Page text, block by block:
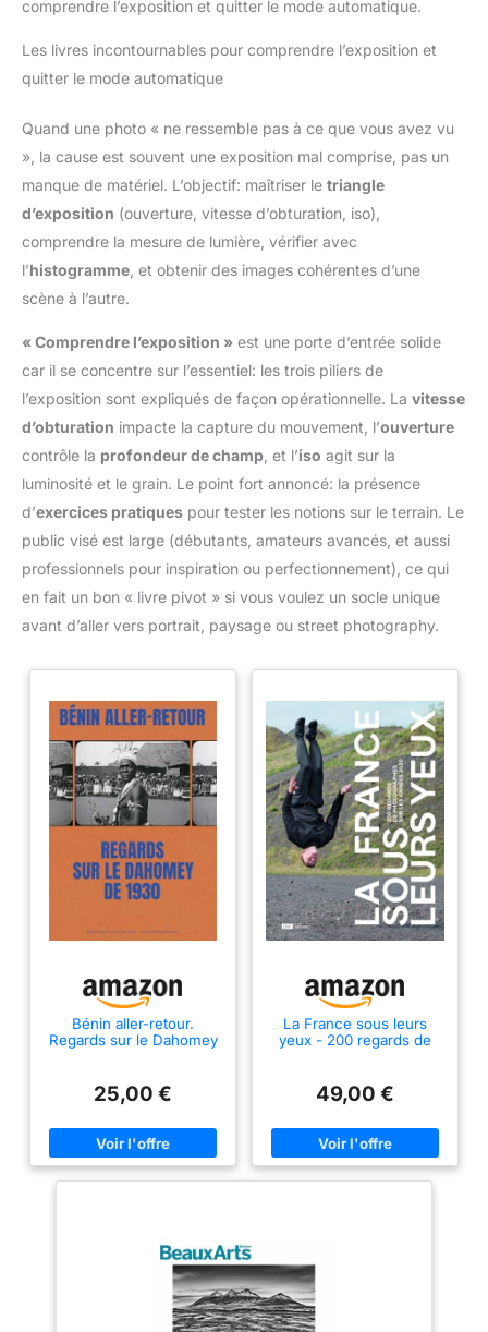
comprendre l’exposition et quitter le mode automatique.
Les livres incontournables pour comprendre l’exposition et
quitter le mode automatique
Quand une photo « ne ressemble pas à ce que vous avez vu
», la cause est souvent une exposition mal comprise, pas un
manque de matériel. L’objectif: maîtriser le triangle
d’exposition (ouverture, vitesse d’obturation, iso),
comprendre la mesure de lumière, vérifier avec
l’histogramme , et obtenir des images cohérentes d’une
scène à l’autre.
« Comprendre l’exposition » est une porte d’entrée solide
car il se concentre sur l’essentiel: les trois piliers de
l’exposition sont expliqués de façon opérationnelle. La vitesse
d’obturation impacte la capture du mouvement, l’ouverture
contrôle la profondeur de champ , et l’iso agit sur la
luminosité et le grain. Le point fort annoncé: la présence
d’exercices pratiques pour tester les notions sur le terrain. Le
public visé est large (débutants, amateurs avancés, et aussi
professionnels pour inspiration ou perfectionnement), ce qui
en fait un bon « livre pivot » si vous voulez un socle unique
avant d’aller vers portrait, paysage ou street photography.
Bénin aller-retour.
Regards sur le Dahomey
25,00 €
La France sous leurs
yeux - 200 regards de
regards de photographes
sur les années 2020
49,00 €